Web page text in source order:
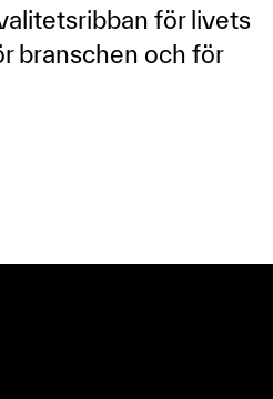
för livets
branschen och för